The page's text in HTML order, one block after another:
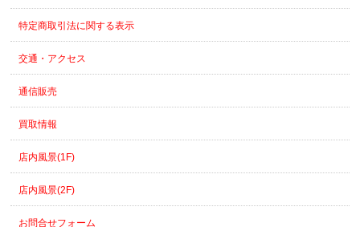
特定商取引法に関する表示
交通・アクセス
通信販売
買取情報
店内風景(1F)
店内風景(2F)
お問合せフォーム